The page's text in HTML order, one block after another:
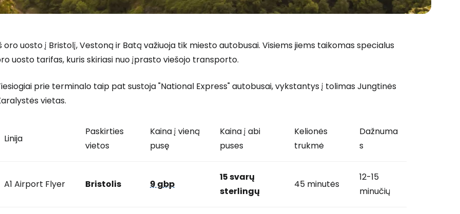
oro uosto į Bristolį, Vestoną ir Batą važiuoja tik miesto autobusai. Visiems jiems taikomas specialus
uosto tarifas, kuris skiriasi nuo įprasto viešojo transporto.
prie terminalo taip pat sustoja "National Express" autobusai, vykstantys į tolimas Jungtinės
vietas.
Linija
Paskirties
vietos
Kaina į vieną
pusę
Kaina į abi
puses
Kelionės
trukmė
Dažnuma
s
A1 Airport Flyer Bristolis 9 gbp
15 svarų
sterlingų
45 minutės
12-15
minučių